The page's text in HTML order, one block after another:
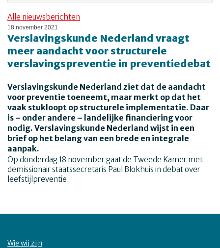
Alle nieuwsberichten
18 november 2021
Verslavingskunde Nederland vraagt
meer aandacht voor structurele
verslavingspreventie in preventiedebat
Verslavingskunde Nederland ziet dat de aandacht
voor preventie toeneemt, maar merkt op dat het
vaak stukloopt op structurele implementatie. Daar
is – onder andere – landelijke financiering voor
nodig. Verslavingskunde Nederland wijst in een
brief op het belang van een brede en integrale
aanpak.
Op donderdag 18 november gaat de Tweede Kamer met
demissionair staatssecretaris Paul Blokhuis in debat over
leefstijlpreventie.
Wie wij zijn